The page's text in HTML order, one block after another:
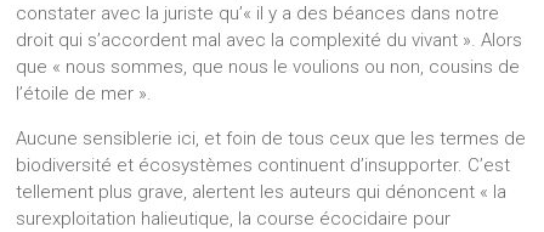
constater avec la juriste qu’« il y a des béances dans notre
droit qui s’accordent mal avec la complexité du vivant ». Alors
que « nous sommes, que nous le voulions ou non, cousins de
l’étoile de mer ».
Aucune sensiblerie ici, et foin de tous ceux que les termes de
biodiversité et écosystèmes continuent d’insupporter. C’est
tellement plus grave, alertent les auteurs qui dénoncent « la
surexploitation halieutique, la course écocidaire pour